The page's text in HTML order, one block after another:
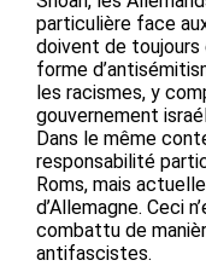
particulière face
doivent de
forme
les racismes, y
gouvernement
Dans le même
responsabilité
Roms, mais
d’Allemagne. Ceci
combattu de
antifascistes.